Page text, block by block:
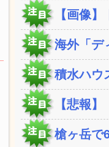
【画像
海外「デ
積水ハウ
【悲報
槍ヶ岳で